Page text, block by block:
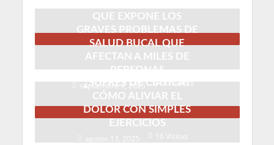
QUE EXPONE LOS
GRAVES PROBLEMAS DE
SALUD BUCAL QUE
AFECTAN A MILES DE
PERSONAS
septiembre 9, 2025 10 Visitas
¿SUFRES DE CIÁTICA?
CÓMO ALIVIAR EL
DOLOR CON SIMPLES
EJERCICIOS
agosto 13, 2025 16 Visitas